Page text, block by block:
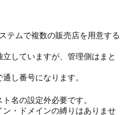
テムで複数の販売店を用意する
していますが、管理側はまと
し番号になります。
名の設定外必要です。
・ドメインの縛りはありませ